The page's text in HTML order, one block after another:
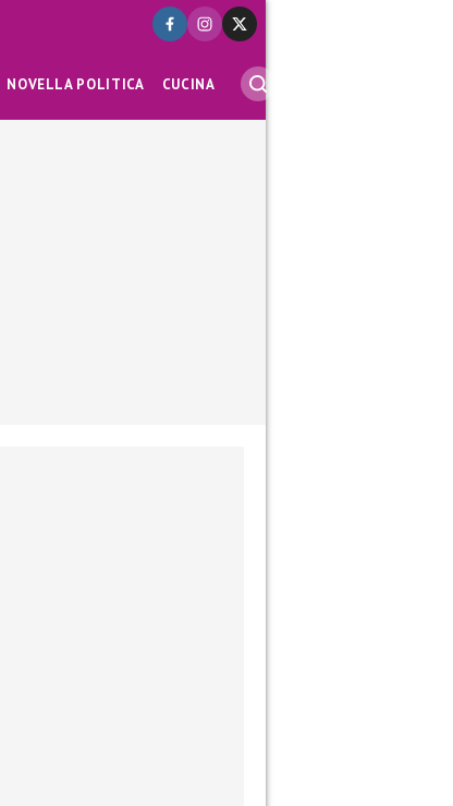
NOVELLA POLITICA CUCINA